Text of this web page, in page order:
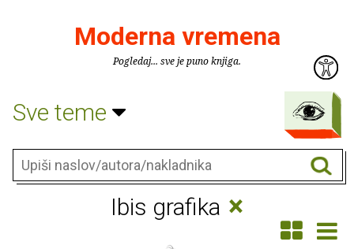
Moderna vremena
Pogledaj... sve je puno knjiga.
Sve teme
Ibis grafika ×